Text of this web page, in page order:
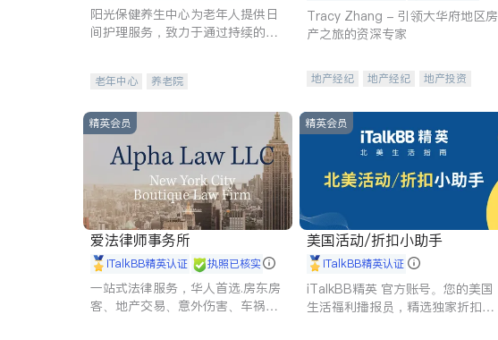
阳光保健养生中心为老年人提供日
间护理服务，致力于通过持续的护
老年中心 养老院
Tracy Zhang - 引领大华府地区房
产之旅的资深专家
地产经纪 地产经纪
地产投资
精英会员
爱法律师事务所
iTalkBB精英认证 执照已核实
一站式法律服务，华人首选.房东房
客、地产交易、意外伤害、车祸重
精英会员
美国活动/折扣小助手
iTalkBB精英认证
iTalkBB精英 官方账号。您的美国
生活福利播报员，精选独家折扣、